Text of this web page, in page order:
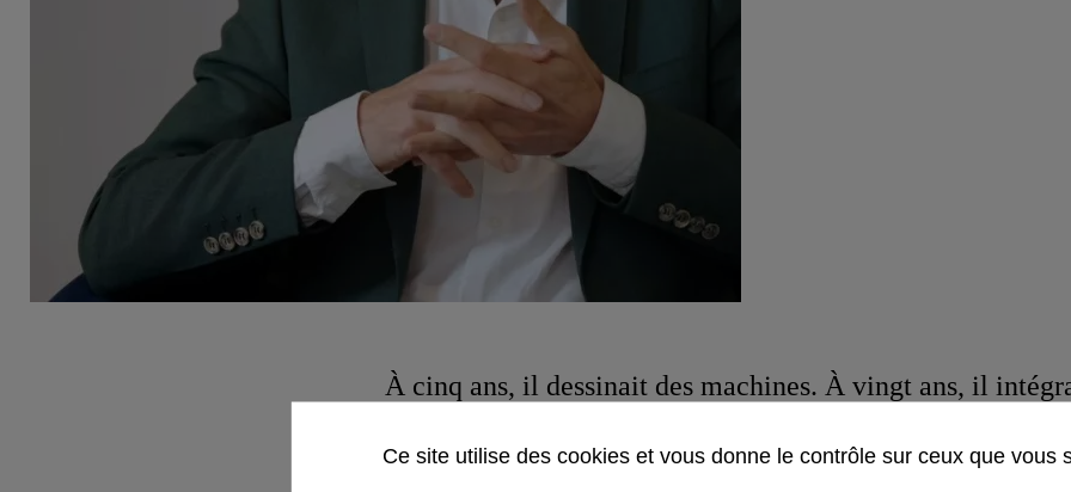
À cinq ans, il dessinait des machines. À vingt ans, il
l'entrepreneuriat. Un choix qu'il n'a jamais regretté.
Ce site utilise des cookies et vous donne le contrôle sur ceux que vous